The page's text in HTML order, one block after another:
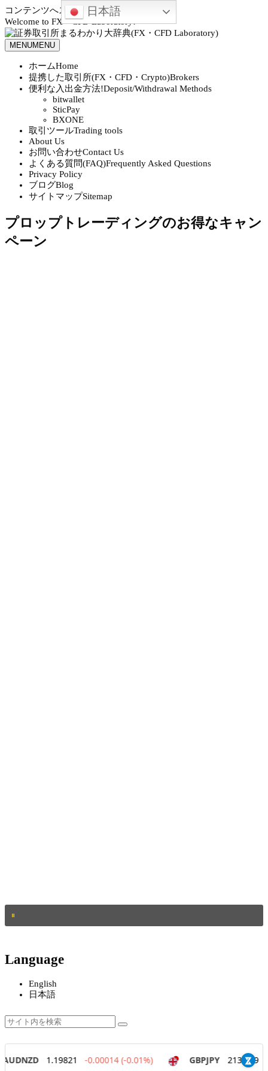
コンテンツへスキップ
Welcome to FX・CFD Laboratory!
MENUMENU
ホームHome
提携した取引所(FX・CFD・Crypto)Brokers
便利な入出金方法!Deposit/Withdrawal Methods
bitwallet
SticPay
BXONE
取引ツールTrading tools
About Us
お問い合わせContact Us
よくある質問(FAQ)Frequently Asked Questions
Privacy Policy
ブログBlog
サイトマップSitemap
プロップトレーディングのお得なキャン
ペーン
Language
English
日本語
日本語